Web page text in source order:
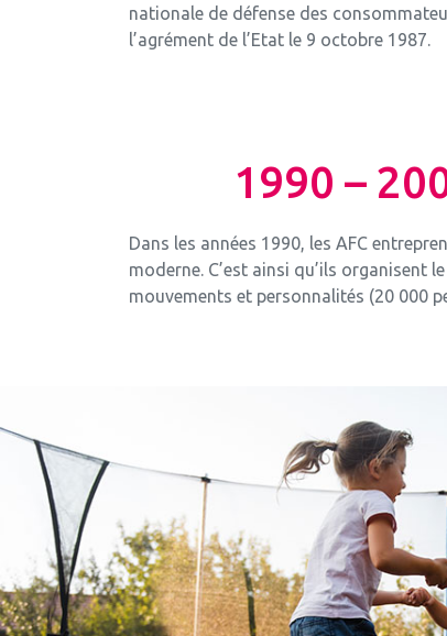
nationale de défense des
l’agrément de l’Etat le 9 octobre 1987.
1990 –
Dans les années 1990, les AFC
moderne. C’est ainsi qu’ils
mouvements et personnalités (20 000